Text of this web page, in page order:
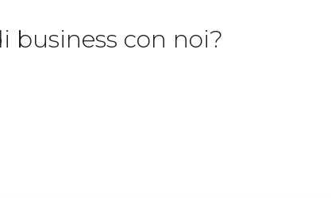
con noi?